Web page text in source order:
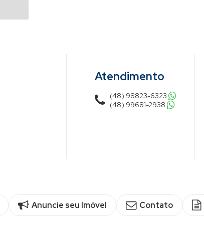
Atendimento
(48) 98823-6323
(48) 99681-2938
Anuncie seu Imóvel Contato